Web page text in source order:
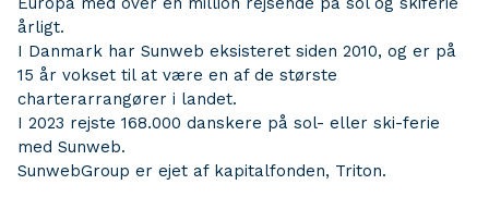
årligt.
I Danmark har Sunweb eksisteret siden 2010, og er på
15 år vokset til at være en af de største
charterarrangører i landet.
I 2023 rejste 168.000 danskere på sol- eller ski-ferie
med Sunweb.
SunwebGroup er ejet af kapitalfonden, Triton.